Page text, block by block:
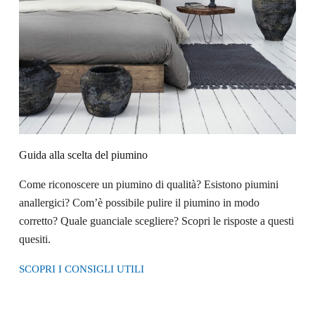
Guida alla scelta del piumino​
Come riconoscere un piumino di qualità? Esistono piumini
anallergici? Com’è possibile pulire il piumino in modo
corretto? Quale guanciale scegliere? Scopri le risposte a questi
quesiti.
SCOPRI I CONSIGLI UTILI